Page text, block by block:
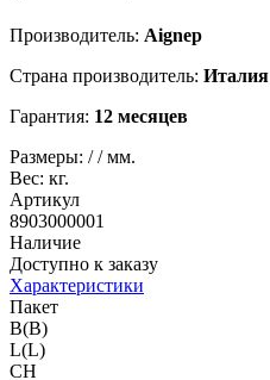
Производитель: Aignep
Страна производитель: Италия
Гарантия: 12 месяцев
Размеры: //мм.
Вес: кг.
Артикул
8903000001
Наличие
Доступно к заказу
Характеристики
Пакет
B(B)
L(L)
CH